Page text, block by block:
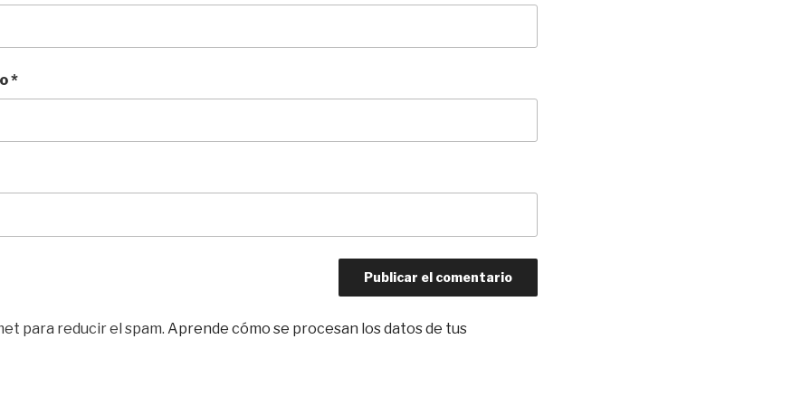
*
para reducir el spam. Aprende cómo se procesan los datos de tus